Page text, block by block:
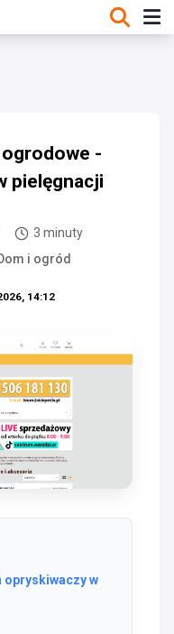
-
pielęgnacji
3 minuty
i ogród
14:12
opryskiwaczy w